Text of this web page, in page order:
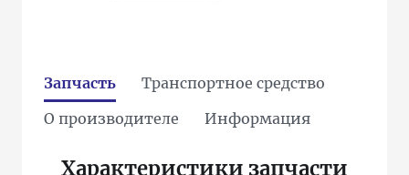
Запчасть
Транспортное средство
О производителе
Информация
Характеристики запчасти